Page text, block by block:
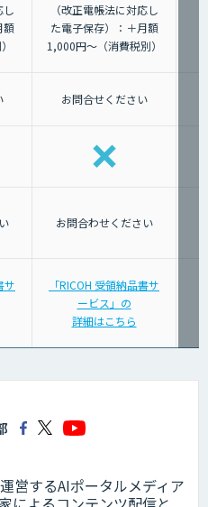
し
額
（改正電帳法に対応し
た電子保存）：＋月額
1,000円～（消費税別）
お問合せください
お問合わせください
サ
「RICOH 受領納品書サ
ービス」の
詳細はこちら
営するAIポータルメディア